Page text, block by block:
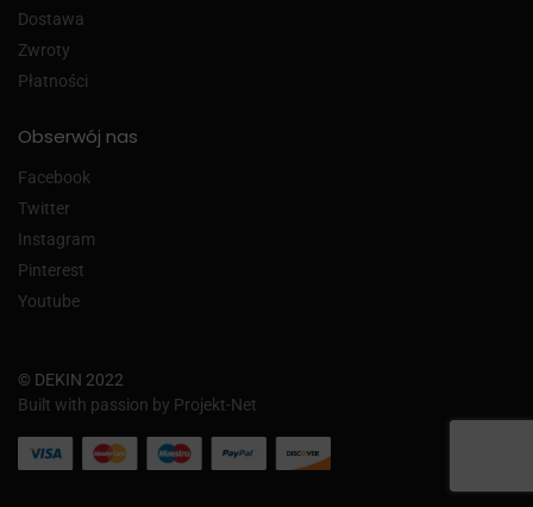
Dostawa
Zwroty
Płatności
Obserwój nas
Facebook
Twitter
Instagram
Pinterest
Youtube
© DEKIN 2022
Built with passion by Projekt-Net